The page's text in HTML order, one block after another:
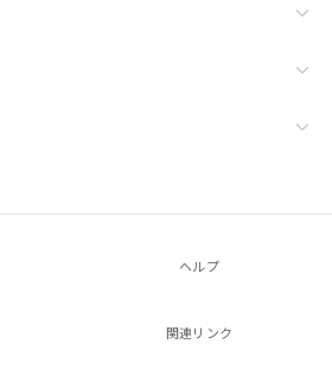
ヘルプ
関連リンク